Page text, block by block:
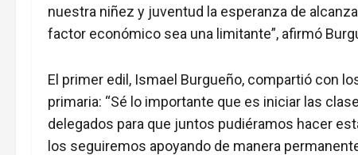
nuestra niñez y juventud la esperanza de
factor económico sea una limitante”, afirmó
El primer edil, Ismael Burgueño, compartió con
primaria: “Sé lo importante que es iniciar las
delegados para que juntos pudiéramos hacer
los seguiremos apoyando de manera